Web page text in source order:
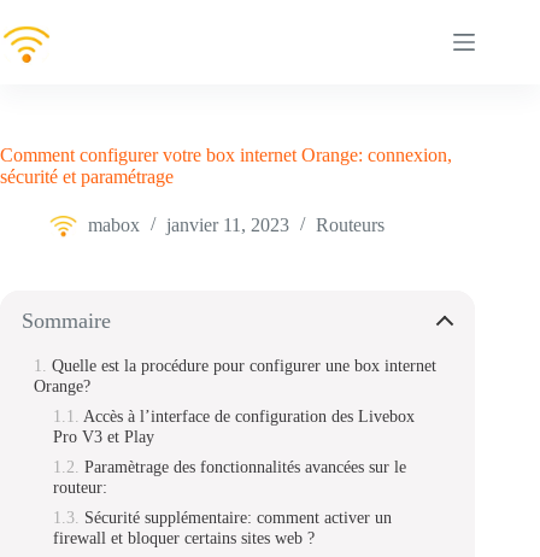
au
contenu
Comment configurer votre box internet Orange: connexion,
sécurité et paramétrage
mabox janvier 11, 2023 Routeurs
Sommaire
Quelle est la procédure pour configurer une box internet
Orange?
Accès à l’interface de configuration des Livebox
Pro V3 et Play
Paramètrage des fonctionnalités avancées sur le
routeur:
Sécurité supplémentaire: comment activer un
firewall et bloquer certains sites web ?